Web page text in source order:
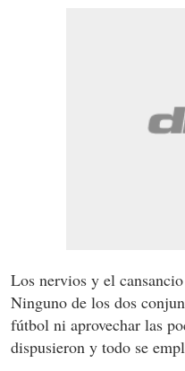
Los nervios y el
Ninguno de los dos
fútbol ni aprovechar las
dispusieron y todo se